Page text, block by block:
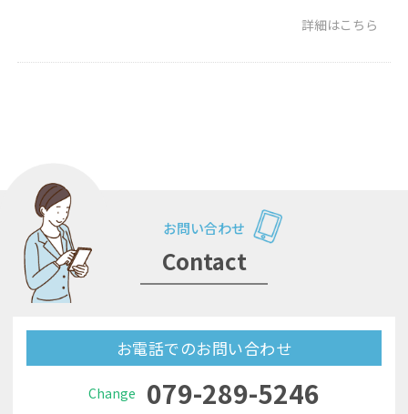
詳細はこちら
お問い合わせ
Contact
お電話でのお問い合わせ
Change 079-289-5246